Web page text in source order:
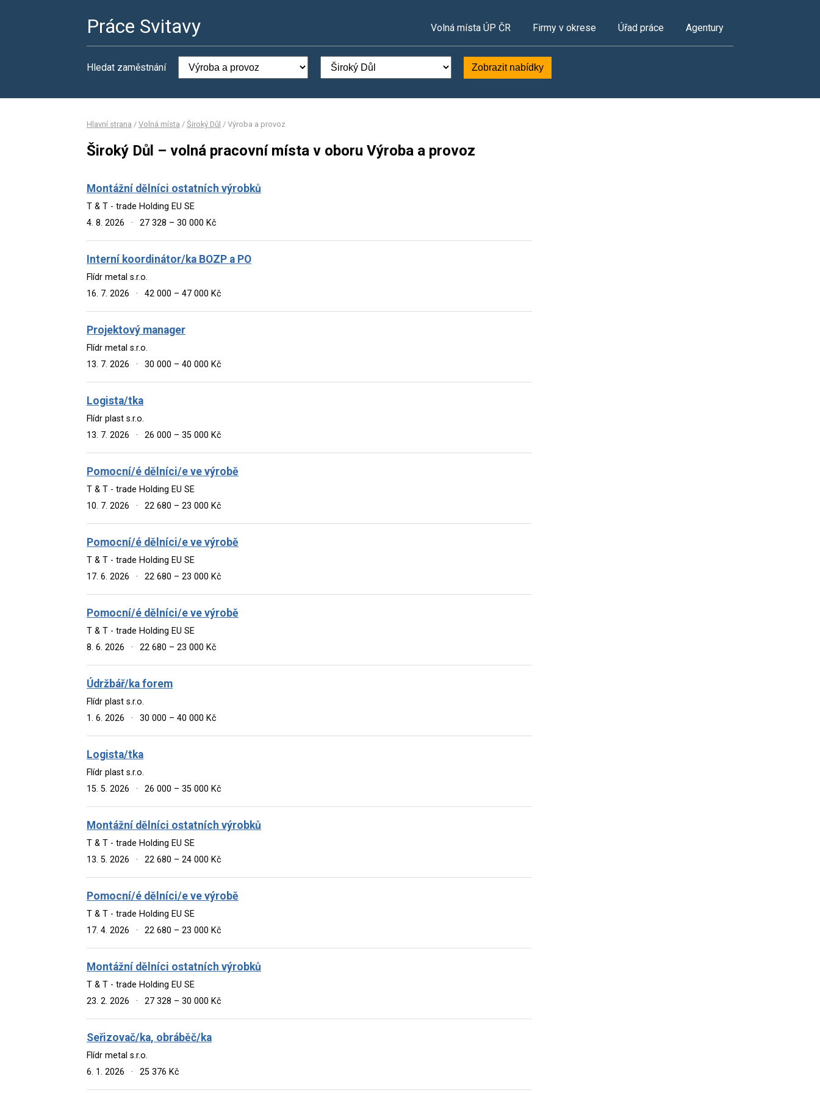
Práce Svitavy Volná místa ÚP ČR Firmy v okrese Úřad práce Agentury
Hledat zaměstnání Zobrazit nabídky
Hlavní strana / Volná místa / Široký Důl / Výroba a provoz
Široký Důl – volná pracovní místa v oboru Výroba a provoz
Montážní dělníci ostatních výrobků
T & T - trade Holding EU SE
4. 8. 2026
· 27 328 – 30 000 Kč
Interní koordinátor/ka BOZP a PO
Flídr metal s.r.o.
16. 7. 2026
· 42 000 – 47 000 Kč
Projektový manager
Flídr metal s.r.o.
13. 7. 2026
· 30 000 – 40 000 Kč
Logista/tka
Flídr plast s.r.o.
13. 7. 2026
· 26 000 – 35 000 Kč
Pomocní/é dělníci/e ve výrobě
T & T - trade Holding EU SE
10. 7. 2026
· 22 680 – 23 000 Kč
Pomocní/é dělníci/e ve výrobě
T & T - trade Holding EU SE
17. 6. 2026
· 22 680 – 23 000 Kč
Pomocní/é dělníci/e ve výrobě
T & T - trade Holding EU SE
8. 6. 2026
· 22 680 – 23 000 Kč
Údržbář/ka forem
Flídr plast s.r.o.
1. 6. 2026
· 30 000 – 40 000 Kč
Logista/tka
Flídr plast s.r.o.
15. 5. 2026
· 26 000 – 35 000 Kč
Montážní dělníci ostatních výrobků
T & T - trade Holding EU SE
13. 5. 2026
· 22 680 – 24 000 Kč
Pomocní/é dělníci/e ve výrobě
T & T - trade Holding EU SE
17. 4. 2026
· 22 680 – 23 000 Kč
Montážní dělníci ostatních výrobků
T & T - trade Holding EU SE
23. 2. 2026
· 27 328 – 30 000 Kč
Seřizovač/ka, obráběč/ka
Flídr metal s.r.o.
6. 1. 2026
· 25 376 Kč